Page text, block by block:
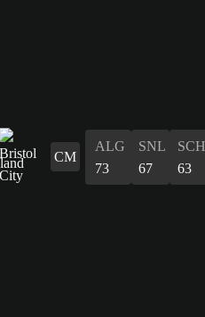
CM
ALG
73
SNL
67
SCH
63